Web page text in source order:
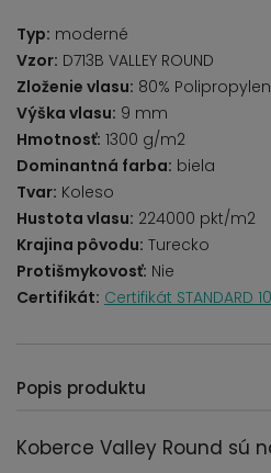
Typ: moderné
Vzor: D713B VALLEY ROUND
Zloženie vlasu: 80%
Výška vlasu: 9 mm
Hmotnosť: 1300 g/m2
Dominantná farba: biela
Tvar: Koleso
Hustota vlasu: 224000 pkt/m2
Krajina pôvodu: Turecko
Protišmykovosť: Nie
Certifikát: Certifikát STANDARD
Popis produktu
Koberce Valley Round sú